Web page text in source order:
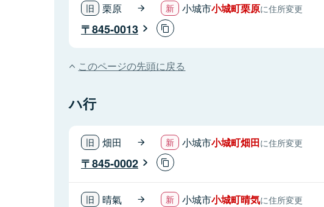
栗原 小城市小城町栗原に住所変更
845-0013
このページの先頭に戻る
ハ行
畑田 小城市小城町畑田に住所変更
845-0002
晴氣 小城市小城町晴気に住所変更